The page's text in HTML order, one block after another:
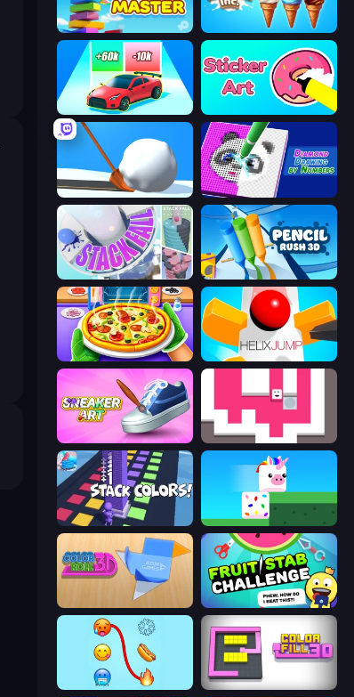
Slice Master Ice Cream Inc.
Shovel 3D
Stack Fall Pencil Rush
Pizza Maker Helix Jump
Sneaker Art Just Slide (Remastered)
Stack Colors Stacky Bird
Fruit Stab Challenge
Emoji Puzzle! Color Fill 3D